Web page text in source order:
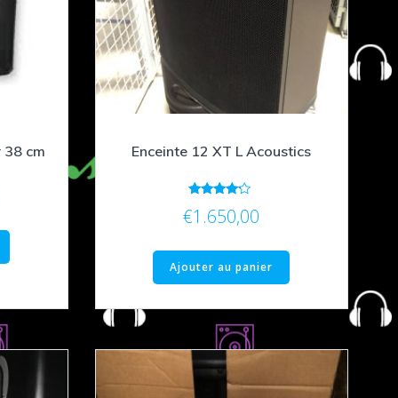
38 cm
:
Enceinte 12 XT L Acoustics
4.00
€1.650,00
Ajouter au panier